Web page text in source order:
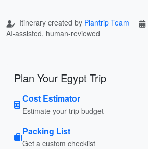
Itinerary created by Plantrip Team
AI-assisted, human-reviewed
Plan Your Egypt Trip
Cost Estimator
Estimate your trip budget
Packing List
Get a custom checklist